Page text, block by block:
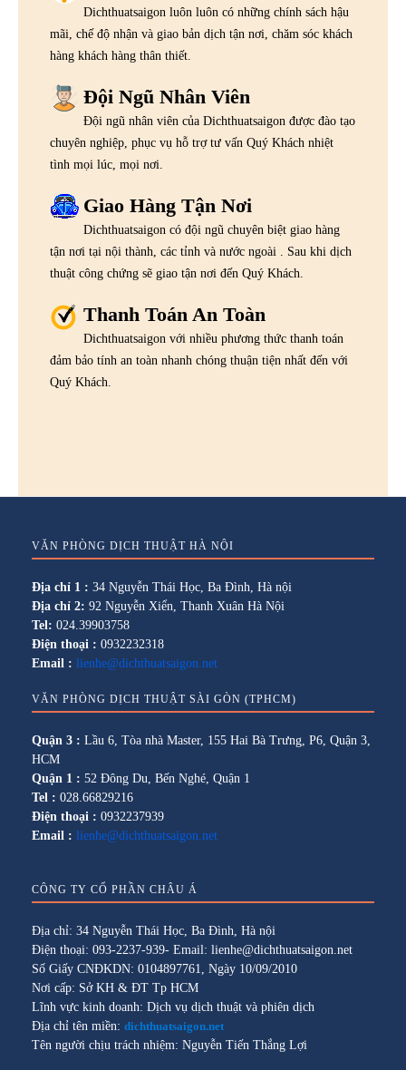
Dichthuatsaigon luôn luôn có những chính sách hậu
mãi, chế độ nhận và giao bản dịch tận nơi, chăm sóc khách
hàng khách hàng thân thiết.
Đội Ngũ Nhân Viên
Đội ngũ nhân viên của Dichthuatsaigon được đào tạo
chuyên nghiệp, phục vụ hỗ trợ tư vấn Quý Khách nhiệt
tình mọi lúc, mọi nơi.
Giao Hàng Tận Nơi
Dichthuatsaigon có đội ngũ chuyên biệt giao hàng
tận nơi tại nội thành, các tỉnh và nước ngoài . Sau khi dịch
thuật công chứng sẽ giao tận nơi đến Quý Khách.
Thanh Toán An Toàn
Dichthuatsaigon với nhiều phương thức thanh toán
đảm bảo tính an toàn nhanh chóng thuận tiện nhất đến với
Quý Khách.
VĂN PHÒNG DỊCH THUẬT HÀ NỘI
Địa chỉ 1 : 34 Nguyễn Thái Học, Ba Đình, Hà nội
Địa chỉ 2: 92 Nguyễn Xiển, Thanh Xuân Hà Nội
Tel: 024.39903758
Điện thoại : 0932232318
Email : lienhe@dichthuatsaigon.net
VĂN PHÒNG DỊCH THUẬT SÀI GÒN (TPHCM)
Quận 3 : Lầu 6, Tòa nhà Master, 155 Hai Bà Trưng, P6, Quận 3,
HCM
Quận 1 : 52 Đông Du, Bến Nghé, Quận 1
Tel : 028.66829216
Điện thoại : 0932237939
Email : lienhe@dichthuatsaigon.net
CÔNG TY CỔ PHẦN CHÂU Á
Địa chỉ: 34 Nguyễn Thái Học, Ba Đình, Hà nội
Điện thoại: 093-2237-939- Email: lienhe@dichthuatsaigon.net
Số Giấy CNĐKDN: 0104897761, Ngày 10/09/2010
Nơi cấp: Sở KH & ĐT Tp HCM
Lĩnh vực kinh doanh: Dịch vụ dịch thuật và phiên dịch
Địa chỉ tên miền: dichthuatsaigon.net
Tên người chịu trách nhiệm: Nguyễn Tiến Thắng Lợi